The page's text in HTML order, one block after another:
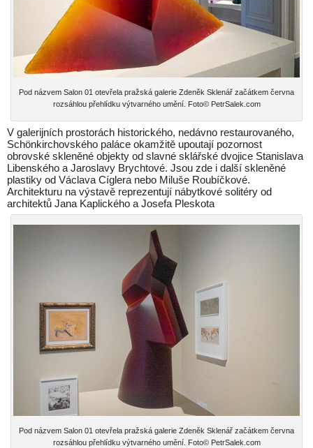
Pod názvem Salon 01 otevřela pražská galerie Zdeněk Sklenář začátkem června
rozsáhlou přehlídku výtvarného umění. Foto© PetrSalek.com
V galerijních prostorách historického, nedávno restaurovaného,
Schönkirchovského paláce okamžitě upoutají pozornost
obrovské skleněné objekty od slavné sklářské dvojice Stanislava
Libenského a Jaroslavy Brychtové. Jsou zde i další skleněné
plastiky od Václava Cíglera nebo Miluše Roubíčkové.
Architekturu na výstavě reprezentují nábytkové solitéry od
architektů Jana Kaplického a Josefa Pleskota
Pod názvem Salon 01 otevřela pražská galerie Zdeněk Sklenář začátkem června
rozsáhlou přehlídku výtvarného umění. Foto© PetrSalek.com